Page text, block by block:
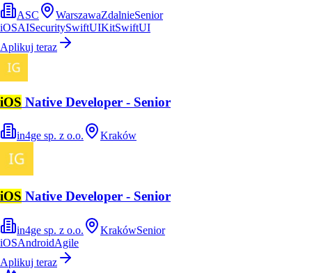
ASC WarszawaZdalnieSenior
iOSAISecuritySwiftUIKitSwiftUI
Aplikuj teraz
iOS Native Developer - Senior
in4ge sp. z o.o. Kraków
iOS Native Developer - Senior
in4ge sp. z o.o. KrakówSenior
iOSAndroidAgile
Aplikuj teraz